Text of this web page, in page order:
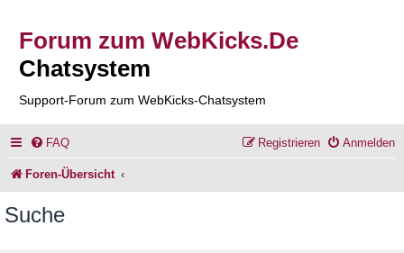
Forum zum WebKicks.De
Chatsystem
Support-Forum zum WebKicks-Chatsystem
FAQ Anmelden
Registrieren
Foren-Übersicht
Suche